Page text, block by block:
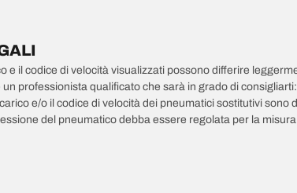
e il codice di velocità visualizzati possono differire
un professionista qualificato che sarà in grado di consigliarti:
carico e/o il codice di velocità dei pneumatici sostitutivi
del pneumatico debba essere regolata per la